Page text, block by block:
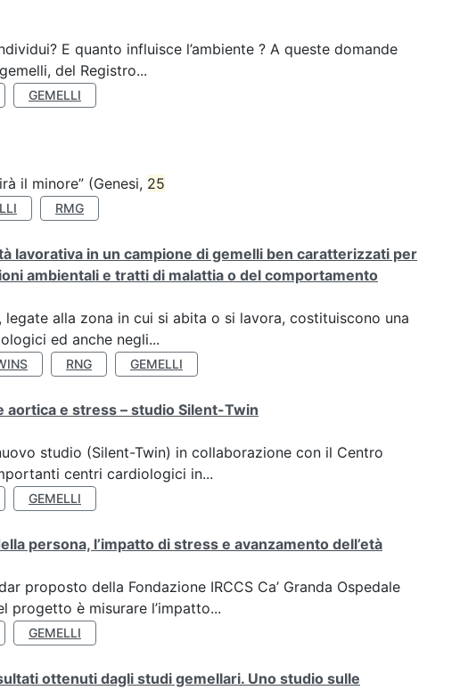
E quanto influisce l’ambiente ? A queste domande
del Registro...
GEMELLI
il minore” (Genesi, 25
RMG
lavorativa in un campione di gemelli ben caratterizzati per
ambientali e tratti di malattia o del comportamento
alla zona in cui si abita o si lavora, costituiscono una
ed anche negli...
RNG GEMELLI
e stress – studio Silent-Twin
studio (Silent-Twin) in collaborazione con il Centro
centri cardiologici in...
GEMELLI
persona, l’impatto di stress e avanzamento dell’età
proposto della Fondazione IRCCS Ca’ Granda Ospedale
progetto è misurare l’impatto...
GEMELLI
ottenuti dagli studi gemellari. Uno studio sulle